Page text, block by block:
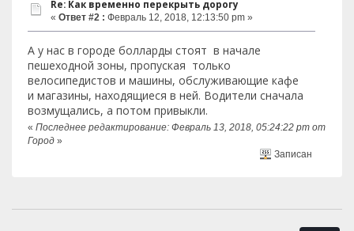
Re: Как временно перекрыть дорогу
« Ответ #2 : Февраль 12, 2018, 12:13:50 pm »
А у нас в городе болларды стоят в начале
пешеходной зоны, пропуская только
велосипедистов и машины, обслуживающие кафе
и магазины, находящиеся в ней. Водители сначала
возмущались, а потом привыкли.
« Последнее редактирование: Февраль 13, 2018, 05:24:22 pm от
Город »
Записан